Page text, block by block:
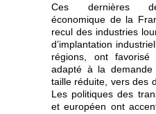
Ces dernières
économique de la
recul des industries
d’implantation
régions, ont
adapté à la demande
taille réduite, vers des
Les politiques des
et européen ont